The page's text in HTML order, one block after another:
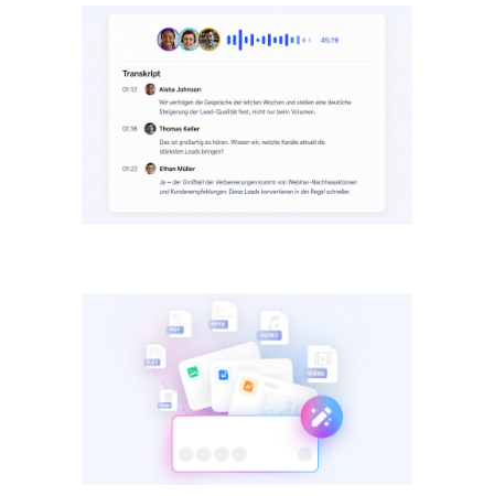
Online-Meeting, Vor-Ort-Termin oder Datei-
Upload: in Echtzeit, 58 Sprachen.
Eigene Protokoll-Vorlage oder fertige Vorlage;
Sie bestimmen Felder und TOP-Struktur.